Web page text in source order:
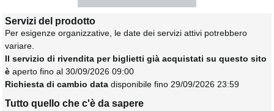
Servizi del prodotto
Per esigenze organizzative, le date dei servizi attivi potrebbero
variare.
Il servizio di rivendita per biglietti già acquistati su questo sito
è aperto fino al 30/09/2026 09:00
Richiesta di cambio data disponibile fino 29/09/2026 23:59
Tutto quello che c'è da sapere